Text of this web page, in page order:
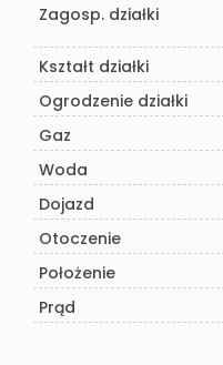
Zagosp. działki
Kształt działki
Ogrodzenie działki
Gaz
Woda
Dojazd
Otoczenie
Położenie
Prąd